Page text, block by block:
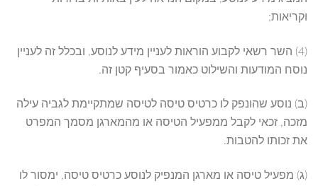
וקריאות;
(4) השר רשאי לקבוע הוראות לעניין מידע לנוסע, ובכלל זה לעניין
נוסח המודעות והשילוט כאמור בסעיף קטן זה.
(ב) נוסע שהונפק לו כרטיס טיסה לטיסה שמתקיימת לגביה עילה
מזכה, זכאי לקבל ממפעיל הטיסה או מהמארגן מסמך המפרט
את זכותו להטבות.
(ג) מפעיל טיסה או מארגן המנפיק לנוסע כרטיס טיסה, ימסור לו